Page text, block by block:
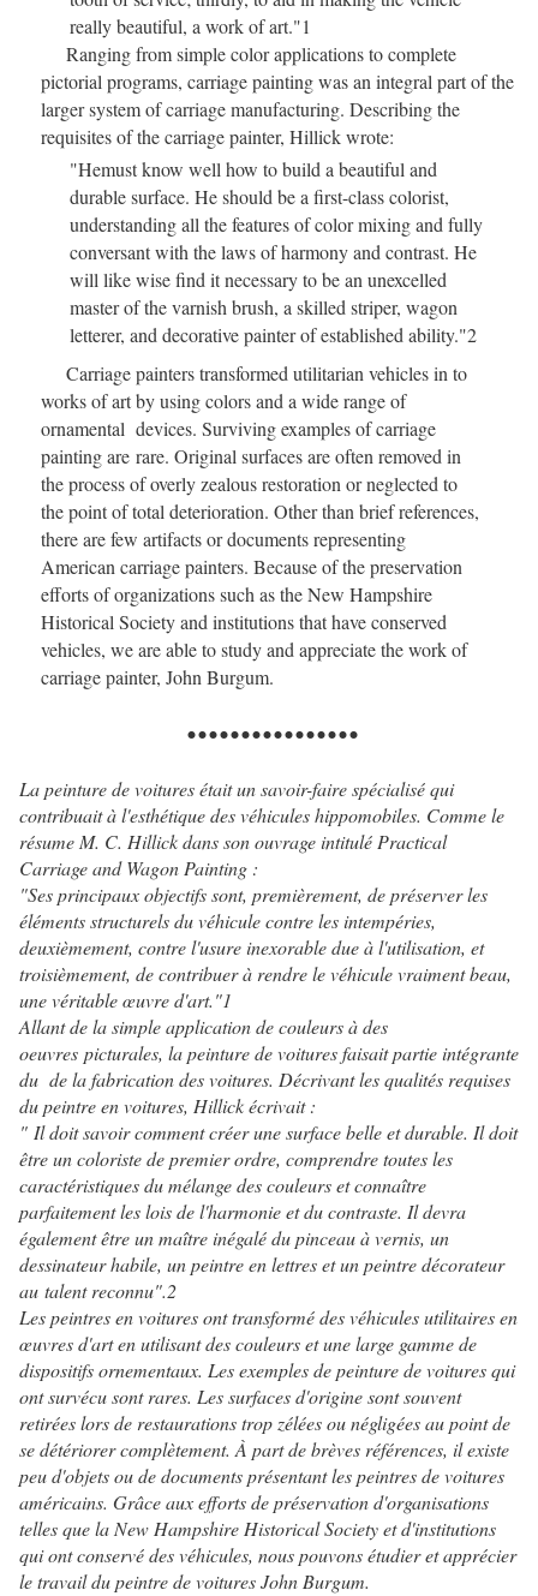
really beautiful, a work of art."1
Ranging from simple color applications to complete
pictorial programs, carriage painting was an integral part of the
larger system of carriage manufacturing. Describing the
requisites of the carriage painter, Hillick wrote:
"Hemust know well how to build a beautiful and
durable surface. He should be a first-class colorist,
understanding all the features of color mixing and fully
conversant with the laws of harmony and contrast. He
will like wise find it necessary to be an unexcelled
master of the varnish brush, a skilled striper, wagon
letterer, and decorative painter of established ability."2
Carriage painters transformed utilitarian vehicles in to
works of art by using colors and a wide range of
ornamental devices. Surviving examples of carriage
painting are rare. Original surfaces are often removed in
the process of overly zealous restoration or neglected to
the point of total deterioration. Other than brief references,
there are few artifacts or documents representing
American carriage painters. Because of the preservation
efforts of organizations such as the New Hampshire
Historical Society and institutions that have conserved
vehicles, we are able to study and appreciate the work of
carriage painter, John Burgum.
................
La peinture de voitures était un savoir-faire spécialisé qui
contribuait à l'esthétique des véhicules hippomobiles. Comme le
résume M. C. Hillick dans son ouvrage intitulé Practical
Carriage and Wagon Painting :
"Ses principaux objectifs sont, premièrement, de préserver les
éléments structurels du véhicule contre les intempéries,
deuxièmement, contre l'usure inexorable due à l'utilisation, et
troisièmement, de contribuer à rendre le véhicule vraiment beau,
une véritable œuvre d'art."1
Allant de la simple application de couleurs à des
oeuvres picturales, la peinture de voitures faisait partie intégrante
du de la fabrication des voitures. Décrivant les qualités requises
du peintre en voitures, Hillick écrivait :
" Il doit savoir comment créer une surface belle et durable. Il doit
être un coloriste de premier ordre, comprendre toutes les
caractéristiques du mélange des couleurs et connaître
parfaitement les lois de l'harmonie et du contraste. Il devra
également être un maître inégalé du pinceau à vernis, un
dessinateur habile, un peintre en lettres et un peintre décorateur
au talent reconnu".2
Les peintres en voitures ont transformé des véhicules utilitaires en
œuvres d'art en utilisant des couleurs et une large gamme de
dispositifs ornementaux. Les exemples de peinture de voitures qui
ont survécu sont rares. Les surfaces d'origine sont souvent
retirées lors de restaurations trop zélées ou négligées au point de
se détériorer complètement. À part de brèves références, il existe
peu d'objets ou de documents présentant les peintres de voitures
américains. Grâce aux efforts de préservation d'organisations
telles que la New Hampshire Historical Society et d'institutions
qui ont conservé des véhicules, nous pouvons étudier et apprécier
le travail du peintre de voitures John Burgum.